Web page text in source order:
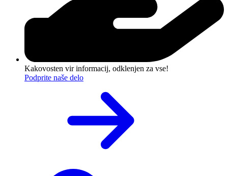
Kakovosten vir informacij, odklenjen za vse!
Podprite naše delo